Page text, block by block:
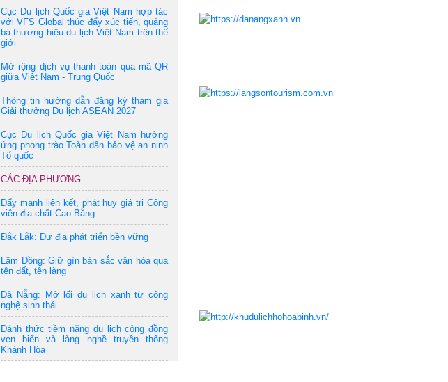
Cục Du lịch Quốc gia Việt Nam hợp tác
với VFS Global thúc đẩy xúc tiến, quảng
bá thương hiệu du lịch Việt Nam trên thế
giới
Mở rộng dịch vụ thanh toán qua mã QR
giữa Việt Nam - Trung Quốc
Thông tin hướng dẫn đăng ký tham gia
Giải thưởng Du lịch ASEAN 2027
Cục Du lịch Quốc gia Việt Nam hưởng
ứng phong trào Toàn dân bảo vệ an ninh
Tổ quốc
CÁC ĐỊA PHƯƠNG
Đẩy mạnh liên kết, phát huy giá trị Công
viên địa chất Cao Bằng
Đắk Lắk: Dư địa phát triển bền vững
Lâm Đồng: Giữ gìn bản sắc văn hóa qua
tên đất, tên làng
Đà Nẵng: Mở lối du lịch xanh từ công
nghệ sinh thái
Đánh thức tiềm năng du lịch cộng đồng
ven biển và làng nghề truyền thống
Khánh Hòa